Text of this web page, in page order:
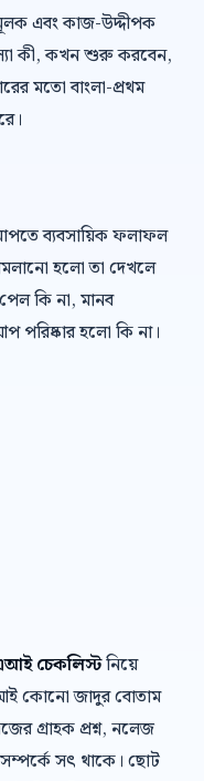
এবং কাজ-উদ্দীপক
কী, কখন শুরু করবেন,
মতো বাংলা-প্রথম
ব্যবসায়িক ফলাফল
হলো তা দেখলে
কি না, মানব
হলো কি না।
এআই চেকলিস্টনিয়ে
কোনো জাদুর বোতাম
গ্রাহক প্রশ্ন, নলেজ
সৎ থাকে। ছোট